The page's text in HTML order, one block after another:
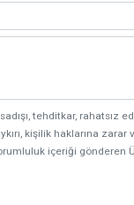
tehditkar, rahatsız
kişilik haklarına
içeriği gönderen